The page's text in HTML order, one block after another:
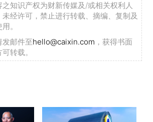
知识产权为财新传媒及/或相关权利人
经许可，禁止进行转载、摘编、复制及
。
发邮件至hello@caixin.com ，获得书面
转载。